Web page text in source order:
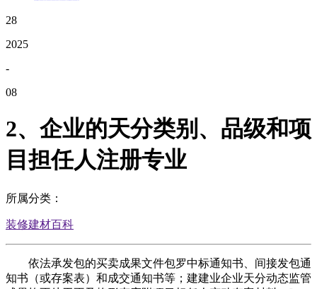
28
2025
-
08
2、企业的天分类别、品级和项
目担任人注册专业
所属分类：
装修建材百科
依法承发包的买卖成果文件包罗中标通知书、间接发包通
知书（或存案表）和成交通知书等；建建业企业天分动态监管